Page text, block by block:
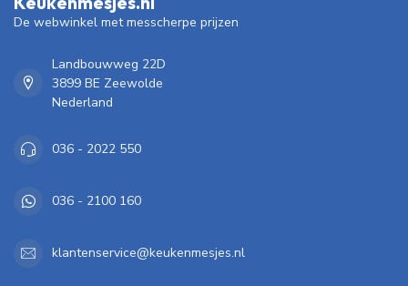
De webwinkel met messcherpe prijzen
Landbouwweg 22D
3899 BE Zeewolde
Nederland
036 - 2022 550
036 - 2100 160
klantenservice@keukenmesjes.nl